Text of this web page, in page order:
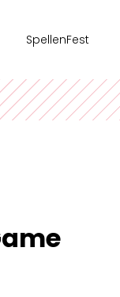
'Ridders op
executieve
SpellenFest